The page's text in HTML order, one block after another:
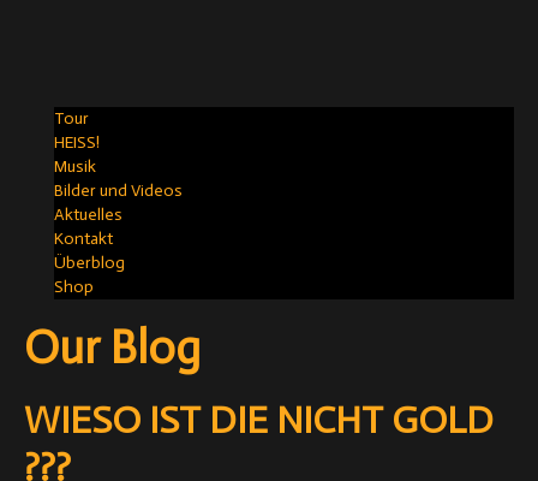
Tour
HEISS!
Musik
Bilder und Videos
Aktuelles
Kontakt
Überblog
Shop
Our Blog
WIESO IST DIE NICHT GOLD
???